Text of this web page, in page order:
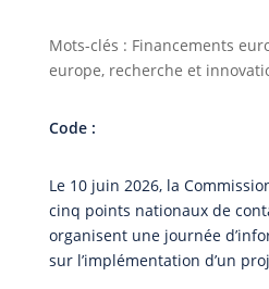
Mots-clés : Financements
europe, recherche et
Code :
Le 10 juin 2026, la
cinq points nationaux de
organisent une journée
sur l’implémentation d’un